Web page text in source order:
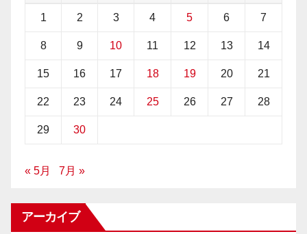
1 2 3 4 5 6 7
8 9 10 11 12 13 14
15 16 17 18 19 20 21
22 23 24 25 26 27 28
29 30
« 5月 7月 »
アーカイブ